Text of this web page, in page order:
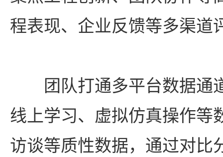
程表现、企业反馈等多渠道
团队打通多平台数据通
线上学习、虚拟仿真操作等
访谈等质性数据，通过对比